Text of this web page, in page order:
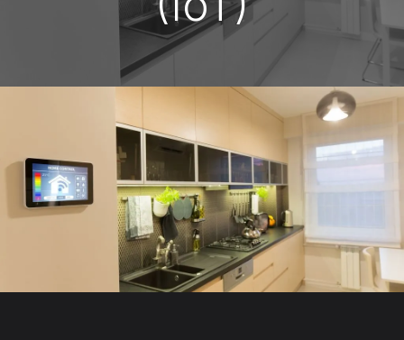
STARTEN SIE JETZT